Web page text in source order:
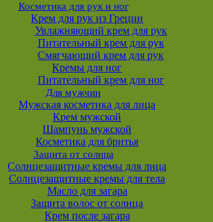
Косметика для рук и ног
Крем для рук из Греции
Увлажняющий крем для рук
Питательный крем для рук
Смягчающий крем для рук
Кремы для ног
Питательный крем для ног
Для мужчин
Мужская косметика для лица
Крем мужской
Шампунь мужской
Косметика для бритья
Защита от солнца
Солнцезащитные кремы для лица
Солнцезащитные кремы для тела
Масло для загара
Защита волос от солнца
Крем после загара